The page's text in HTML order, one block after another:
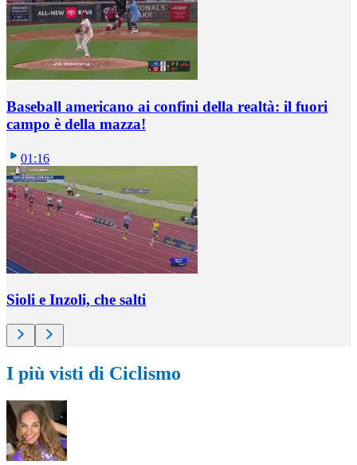
Baseball americano ai confini della realtà: il fuori
campo è della mazza!
01:16
Sioli e Inzoli, che salti
I più visti di Ciclismo